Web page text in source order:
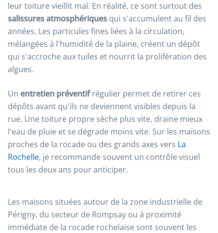
leur toiture vieillit mal. En réalité, ce sont surtout des
salissures atmosphériques qui s'accumulent au fil des
années. Les particules fines liées à la circulation,
mélangées à l'humidité de la plaine, créent un dépôt
qui s'accroche aux tuiles et nourrit la prolifération des
algues.
Un entretien préventif régulier permet de retirer ces
dépôts avant qu'ils ne deviennent visibles depuis la
rue. Une toiture propre sèche plus vite, draine mieux
l'eau de pluie et se dégrade moins vite. Sur les maisons
proches de la rocade ou des grands axes vers La
Rochelle, je recommande souvent un contrôle visuel
tous les deux ans pour anticiper.
Les maisons situées autour de la zone industrielle de
Périgny, du secteur de Rompsay ou à proximité
immédiate de la rocade rochelaise sont souvent les